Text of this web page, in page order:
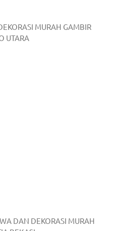
MURAH GAMBIR
UTARA
DAN DEKORASI MURAH